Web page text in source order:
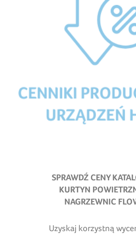
SPRAWDŹ CENY
KURTYN
NAGRZEWNIC
Uzyskaj korzystną